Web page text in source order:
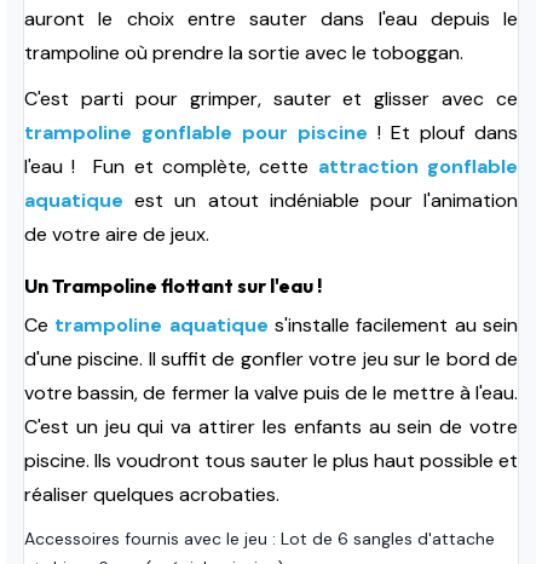
auront le choix entre sauter dans l'eau depuis le
trampoline où prendre la sortie avec le toboggan.
C'est parti pour grimper, sauter et glisser avec ce
trampoline gonflable pour piscine ! Et plouf dans
l'eau !Fun et complète, cette attraction gonflable
aquatique est un atout indéniable pour l'animation
de votre aire de jeux.
Un Trampoline flottant sur l'eau !
Ce trampoline aquatique s'installe facilement au sein
d'une piscine. Il suffit de gonfler votre jeu sur le bord de
votre bassin, de fermer la valve puis de le mettre à l'eau.
C'est un jeu qui va attirer les enfants au sein de votre
piscine. Ils voudront tous sauter le plus haut possible et
réaliser quelques acrobaties.
Accessoires fournis avec le jeu : Lot de 6 sangles d'attache